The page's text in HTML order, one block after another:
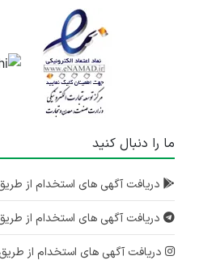
ما را دنبال کنید
دریافت آگهی های استخدام از
دریافت آگهی های استخدام از
دریافت آگهی های استخدام از طریق